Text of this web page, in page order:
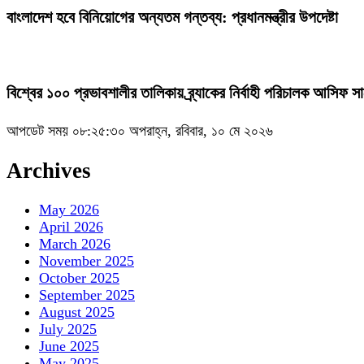
বাংলাদেশ হবে বিনিয়োগের অন্যতম গন্তব্য: প্রধানমন্ত্রীর উপদেষ্টা
বিশ্বের ১০০ প্রভাবশালীর তালিকায় ব্র্যাকের নির্বাহী পরিচালক আসিফ
আপডেট সময় ০৮:২৫:৩০ অপরাহ্ন, রবিবার, ১০ মে ২০২৬
Archives
May 2026
April 2026
March 2026
November 2025
October 2025
September 2025
August 2025
July 2025
June 2025